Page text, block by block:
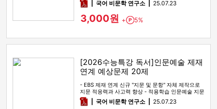
pdf국어 비문학 연구소 25.07.23
3,000원 + Point
5%
[2026수능특강 독서]인문예술 제재
연계 예상문제 20제
- EBS 제재 연계 신규 "지문 및 문항" 자체 제작으로
지문 적응력과 사고력 향상 - 적용학습 인문예술 지문
전 범위를 …
pdf국어 비문학 연구소 25.07.23